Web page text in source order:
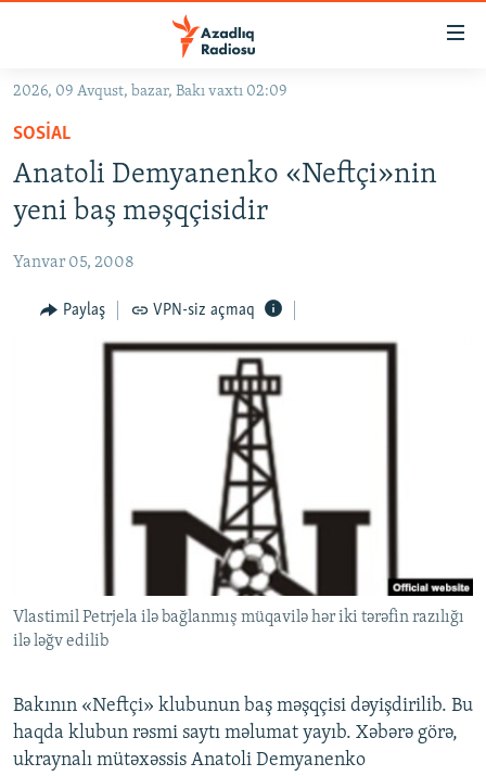
Əsas
qayıt
Əsas
naviqasiyaya
qayıt
GÜNDƏM
KORRUPSIOMETR
FƏRQƏ BAX
QANUNI DOĞRU
ARAŞDIRMA
AZƏRBAYCAN ƏDƏBIYYATI KITABXANASI
İZ - MƏDƏNIYYƏT PROQRAMI
PEŞƏ ETIKASI VƏ JURNALISTIKA STANDARTLARIMIZ
MATERIALLARIMIZDAN ISTIFADƏ
AZADLIQRADIOSU MOBIL TELEFONUNUZDA
XƏBƏR BÜLLETENLƏRIMIZ
RFE/RL-in bütün saytları
2026, 09 Avqust, bazar, Bakı vaxtı 02:09
SOSIAL
Anatoli Demyanenko «Neftçi»nin
yeni baş məşqçisidir
Yanvar 05, 2008
Paylaş VPN-siz açmaq
Vlastimil Petrjela ilə bağlanmış müqavilə hər iki tərəfin razılığı
ilə ləğv edilib
Bakının «Neftçi» klubunun baş məşqçisi dəyişdirilib. Bu
haqda klubun rəsmi saytı məlumat yayıb. Xəbərə görə,
ukraynalı mütəxəssis Anatoli Demyanenko